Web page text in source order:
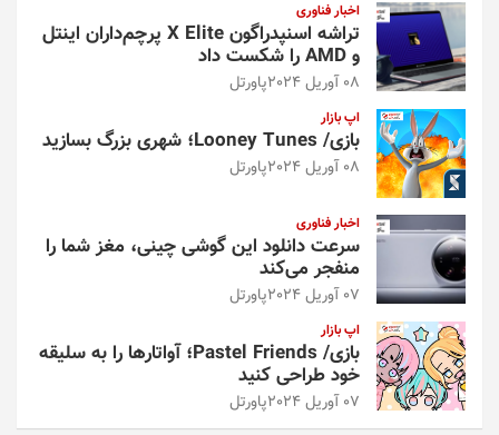
اخبار فناوری
تراشه اسنپدراگون X Elite پرچم‌داران اینتل
و AMD را شکست داد
08 آوریل 2024 پاورتل
اپ بازار
بازی/ Looney Tunes؛ شهری بزرگ بسازید
08 آوریل 2024 پاورتل
اخبار فناوری
سرعت دانلود این گوشی چینی، مغز شما را
منفجر می‌کند
07 آوریل 2024 پاورتل
اپ بازار
بازی/ Pastel Friends؛ آواتارها را به سلیقه
خود طراحی کنید
07 آوریل 2024 پاورتل